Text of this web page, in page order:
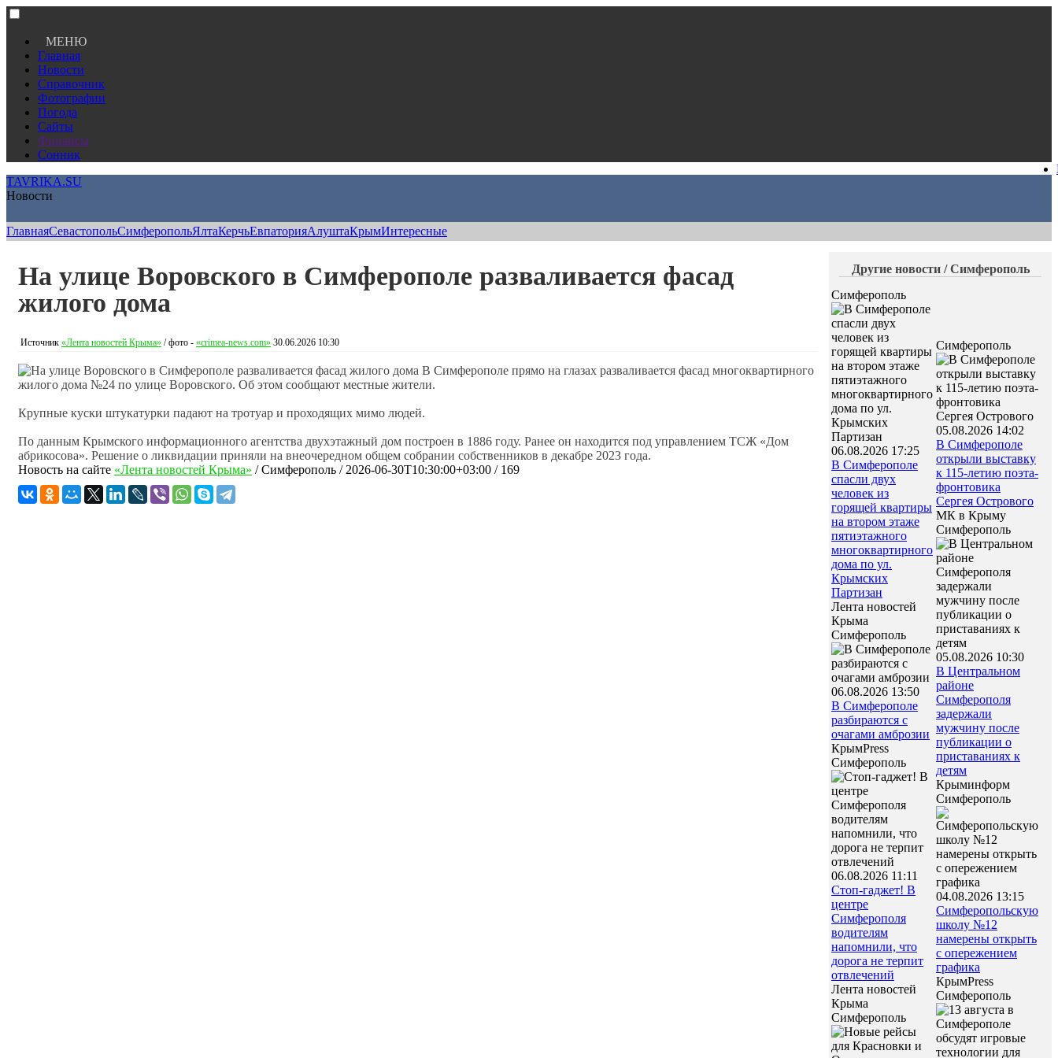
МЕНЮ
Главная
Новости
Справочник
Фотографии
Погода
Сайты
Финансы
Сонник
TAVRIKA.SU
Новости
ГлавнаяСевастопольСимферопольЯлтаКерчьЕвпаторияАлуштаКрымИнтересные
На улице Воровского в Симферополе разваливается фасад
жилого дома
Источник «Лента новостей Крыма» / фото - «crimea-news.com» 30.06.2026 10:30
В Симферополе прямо на глазах разваливается фасад многоквартирного
жилого дома №24 по улице Воровского. Об этом сообщают местные жители.
Крупные куски штукатурки падают на тротуар и проходящих мимо людей.
По данным Крымского информационного агентства двухэтажный дом построен в 1886 году. Ранее он находится под управлением ТСЖ «Дом
абрикосова». Решение о ликвидации приняли на внеочередном общем собрании собственников в декабре 2023 года.
Новость на сайте «Лента новостей Крыма» /Симферополь / 2026-06-30T10:30:00+03:00 / 169
Другие новости / Симферополь
Симферополь
06.08.2026 17:25
В Симферополе
спасли двух
человек из
горящей квартиры
на втором этаже
пятиэтажного
многоквартирного
дома по ул.
Крымских
Партизан
Лента новостей
Крыма
Симферополь
06.08.2026 13:50
В Симферополе
разбираются с
очагами амброзии
КрымPress
Симферополь
06.08.2026 11:11
Стоп-гаджет! В
центре
Симферополя
водителям
напомнили, что
дорога не терпит
отвлечений
Лента новостей
Крыма
Симферополь
Симферополь
05.08.2026 14:02
В Симферополе
открыли выставку
к 115-летию поэта-
фронтовика
Сергея Острового
МК в Крыму
Симферополь
05.08.2026 10:30
В Центральном
районе
Симферополя
задержали
мужчину после
публикации о
приставаниях к
детям
Крыминформ
Симферополь
04.08.2026 13:15
Симферопольскую
школу №12
намерены открыть
с опережением
графика
КрымPress
Симферополь